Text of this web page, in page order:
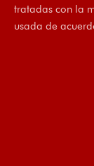
tratadas con la
usada de